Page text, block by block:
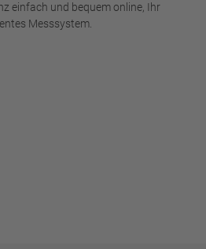
einfach und bequem online, Ihr
Messsystem.